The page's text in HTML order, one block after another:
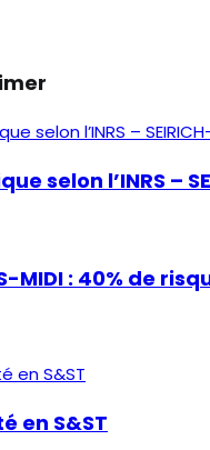
selon l’INRS –
MIDI : 40% de
en S&ST